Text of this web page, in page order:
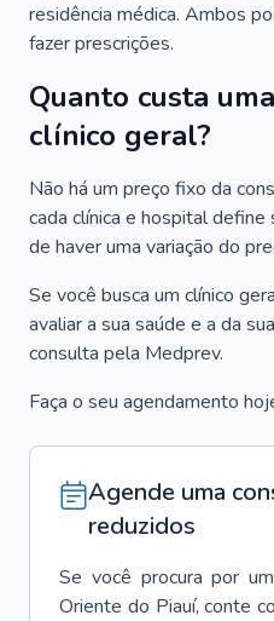
residência médica. Ambos
fazer prescrições.
Quanto custa
clínico geral?
Não há um preço fixo da
cada clínica e hospital
de haver uma variação do
Se você busca um clínico
avaliar a sua saúde e a da
consulta pela Medprev.
Faça o seu agendamento
Agende uma
reduzidos
Se você procura por um
Oriente do Piauí, conte